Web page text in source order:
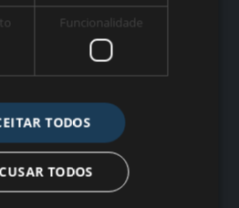
17:30pm Saturdays, Sundays
Funcionalidade
TODOS
TODOS